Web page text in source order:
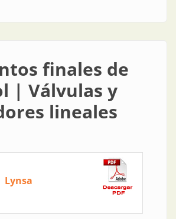
finales de
| Válvulas y
lineales
Lynsa